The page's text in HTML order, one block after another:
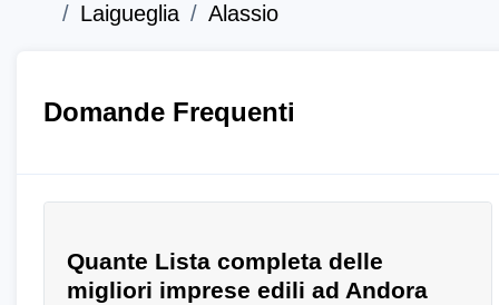
Laigueglia
Alassio
Domande Frequenti
Quante Lista completa delle
migliori imprese edili ad Andora